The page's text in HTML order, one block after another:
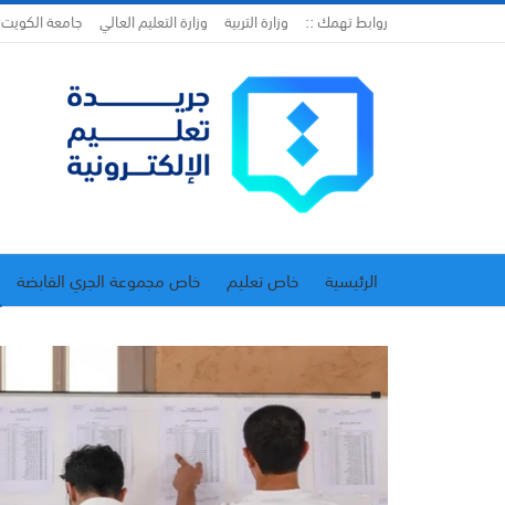
روابط تهمك :: وزارة التربية وزارة التعليم العالي جامعة الكويت
الرئيسية خاص تعليم خاص مجموعة الجري القابضة